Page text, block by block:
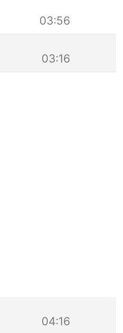
03:56
03:16
04:16